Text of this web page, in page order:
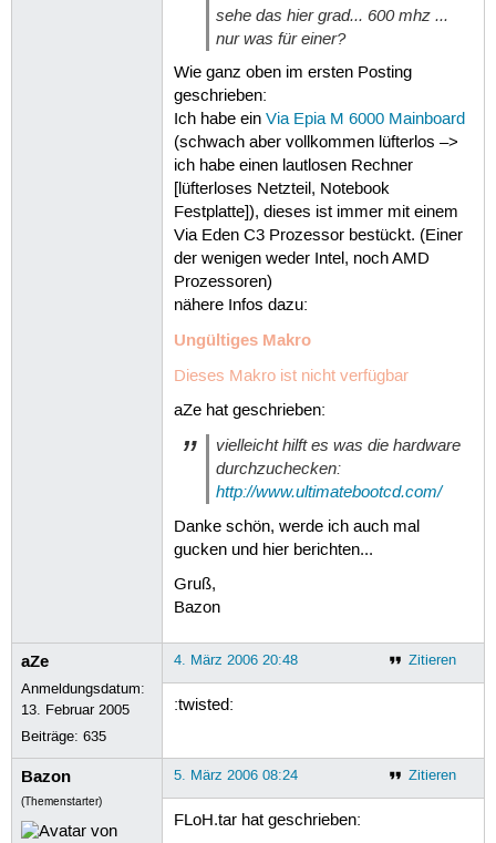
sehe das hier grad... 600 mhz ...
nur was für einer?
Wie ganz oben im ersten Posting
geschrieben:
Ich habe ein Via Epia M 6000 Mainboard
(schwach aber vollkommen lüfterlos –>
ich habe einen lautlosen Rechner
[lüfterloses Netzteil, Notebook
Festplatte]), dieses ist immer mit einem
Via Eden C3 Prozessor bestückt. (Einer
der wenigen weder Intel, noch AMD
Prozessoren)
nähere Infos dazu:
Ungültiges Makro
Dieses Makro ist nicht verfügbar
aZe hat geschrieben:
vielleicht hilft es was die hardware
durchzuchecken:
http://www.ultimatebootcd.com/
Danke schön, werde ich auch mal
gucken und hier berichten...
Gruß,
Bazon
aZe
Anmeldungsdatum:
13. Februar 2005
Beiträge:635
Zitieren
4. März 2006 20:48
:twisted:
Bazon
(Themenstarter)
Zitieren
5. März 2006 08:24
FLoH.tar hat geschrieben: